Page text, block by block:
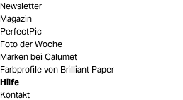
Newsletter
Magazin
PerfectPic
Foto der Woche
Marken bei Calumet
Farbprofile von Brilliant Paper
Hilfe
Kontakt